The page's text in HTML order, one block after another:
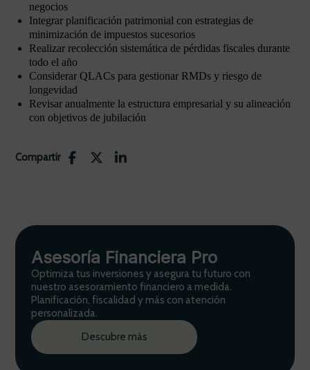
negocios
Integrar planificación patrimonial con estrategias de
minimización de impuestos sucesorios
Realizar recolección sistemática de pérdidas fiscales durante
todo el año
Considerar QLACs para gestionar RMDs y riesgo de
longevidad
Revisar anualmente la estructura empresarial y su alineación
con objetivos de jubilación
Compartir
Asesoría Financiera Pro
Optimiza tus inversiones y asegura tu futuro con
nuestro asesoramiento financiero a medida.
Planificación, fiscalidad y más con atención
personalizada.
Descubre más